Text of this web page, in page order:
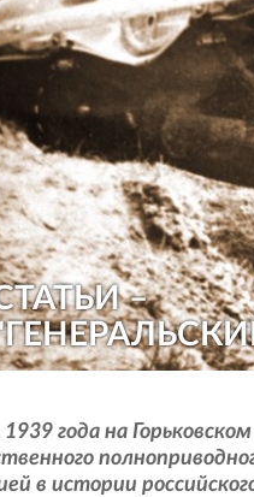
–
РАССКАЗАТЬ ВО ВКОНТАКТЕ
РАССКАЗАТЬ В
года на
в истории